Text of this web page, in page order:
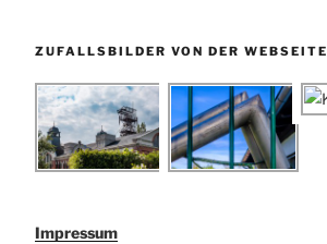
ZUFALLSBILDER VON DER WEBSEITE
Impressum